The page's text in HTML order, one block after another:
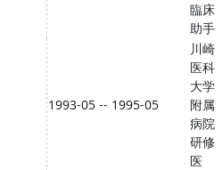
臨床
助手
1993-05 -- 1995-05
川崎
医科
大学
附属
病院
研修
医